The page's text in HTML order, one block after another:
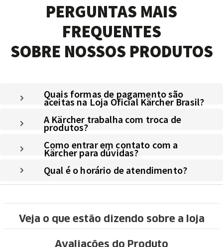
PERGUNTAS MAIS
FREQUENTES
SOBRE NOSSOS PRODUTOS
Quais formas de pagamento são
aceitas na Loja Oficial Kärcher Brasil?
A Kärcher trabalha com troca de
produtos?
Como entrar em contato com a
Kärcher para dúvidas?
Qual é o horário de atendimento?
Veja o que estão dizendo sobre a loja
Avaliações do Produto